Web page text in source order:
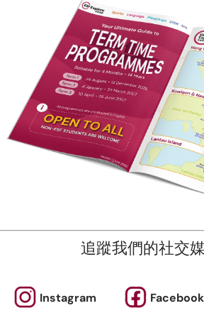
追蹤我們的社交媒
Instagram Facebook
提供各種適合所有學齡的課程。 除體
STEM 和遊戲小組課程。
擊“了解更多”查看我們的學期表。
按堂數比例收費，隨時加入吧！
報名
新聞與媒體
們的團隊 投訴機制